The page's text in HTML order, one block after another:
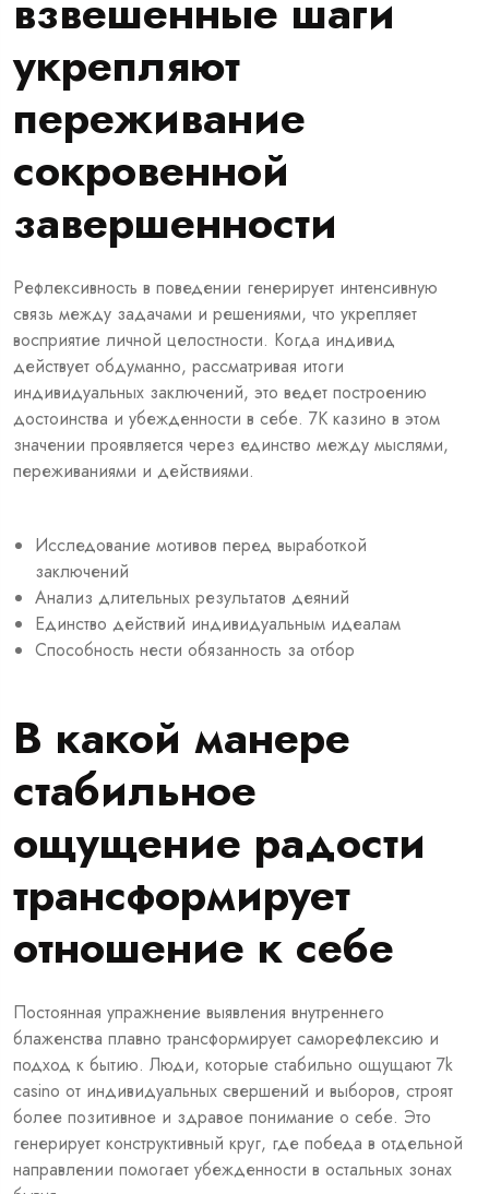
взвешенные шаги
укрепляют
переживание
сокровенной
завершенности
Рефлексивность в поведении генерирует интенсивную
связь между задачами и решениями, что укрепляет
восприятие личной целостности. Когда индивид
действует обдуманно, рассматривая итоги
индивидуальных заключений, это ведет построению
достоинства и убежденности в себе. 7К казино в этом
значении проявляется через единство между мыслями,
переживаниями и действиями.
Исследование мотивов перед выработкой
заключений
Анализ длительных результатов деяний
Единство действий индивидуальным идеалам
Способность нести обязанность за отбор
В какой манере
стабильное
ощущение радости
трансформирует
отношение к себе
Постоянная упражнение выявления внутреннего
блаженства плавно трансформирует саморефлексию и
подход к бытию. Люди, которые стабильно ощущают 7k
casino от индивидуальных свершений и выборов, строят
более позитивное и здравое понимание о себе. Это
генерирует конструктивный круг, где победа в отдельной
направлении помогает убежденности в остальных зонах